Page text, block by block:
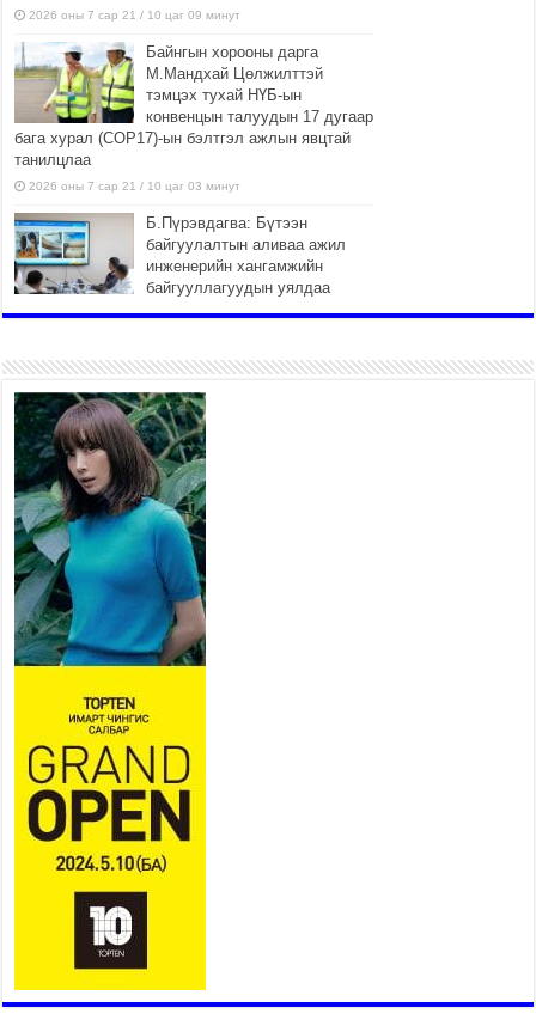
2026 оны 7 сар 21 / 10 цаг 09 минут
Байнгын хорооны дарга
М.Мандхай Цөлжилттэй
тэмцэх тухай НҮБ-ын
конвенцын талуудын 17 дугаар
бага хурал (СОР17)-ын бэлтгэл ажлын явцтай
танилцлаа
2026 оны 7 сар 21 / 10 цаг 03 минут
Б.Пүрэвдагва: Бүтээн
байгуулалтын аливаа ажил
инженерийн хангамжийн
байгууллагуудын уялдаа
холбоогүйгээс саатах ёсгүй
“Сэлбэ 20 минутын хот”
төслийн анхны 12 давхар
барилгын үндсэн карказ,
цутгалтын ажил дууслаа
2026 оны 7 сар 20 / 17 цаг 17 минут
Мопед, скүүтер, тэдгээртэй
адилтгах үзүүлэлт бүхий
тээврийн хэрэгсэлтэй
холбоотой нийслэлийн засаг
дарга захирамж гаргалаа
2026 оны 7 сар 20 / 17 цаг 11 минут
Төв цэвэрлэх байгууламжид хоногт дунджаар 3
тонн хатуу хог хаягдал ирж байна
2026 оны 7 сар 20 / 12 цаг 06 минут
“Эхийн алдар” одонгийн шаардлагыг
хөнгөрүүллээ
2026 оны 7 сар 20 / 11 цаг 51 минут
“Жил бүрийн өвөл, жил бүрийн ижил асуудал”
2026 оны 7 сар 20 / 11 цаг 16 минут
зайлуулах хоолойтой, явган хүний болон дугуйн
замтай байлгах стандарт мөрдөнө
2026 оны 7 сар 20 / 9 цаг 24 минут
Б.Пүрэвдагва: Хотын төвөөс Бэлх, Сэлх
чиглэлд явахад дугуйн замаар зорчих бүрэн